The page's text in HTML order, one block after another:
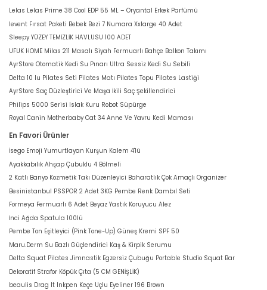
Lelas Lelas Prime 38 Cool EDP 55 ML – Oryantal Erkek Parfümü
levent Fırsat Paketi Bebek Bezi 7 Numara Xxlarge 40 Adet
Sleepy YÜZEY TEMİZLİK HAVLUSU 100 ADET
UFUK HOME Milas 211 Masalı Siyah Fermuarlı Bahçe Balkon Takımı
AyrStore Otomatik Kedi Su Pınarı Ultra Sessiz Kedi Su Sebili
Delta 10 lu Pilates Seti Pilates Matı Pilates Topu Pilates Lastiği
AyrStore Saç Düzleştirici Ve Maşa İkili Saç Şekillendirici
Philips 5000 Serisi Islak Kuru Robot Süpürge
Royal Canin Motherbaby Cat 34 Anne Ve Yavru Kedi Maması
En Favori Ürünler
İsego Emoji Yumurtlayan Kurşun Kalem 4'lü
Ayakkabılık Ahşap Çubuklu 4 Bölmeli
2 Katlı Banyo Kozmetik Takı Düzenleyici Baharatlık Çok Amaçlı Organizer
Besinistanbul PSSPOR 2 Adet 3KG Pembe Renk Dambıl Seti
Formeya Fermuarlı 6 Adet Beyaz Yastık Koruyucu Alez
İnci Ağda Spatula 100lü
Pembe Ton Eşitleyici (Pink Tone-Up) Güneş Kremi SPF 50
Maru.Derm Su Bazlı Güçlendirici Kaş & Kirpik Serumu
Delta Squat Pilates Jimnastik Egzersiz Çubuğu Portable Studio Squat Bar
Dekoratif Strafor Köpük Çıta (5 CM GENİŞLİK)
beaulis Drag It Inkpen Keçe Uçlu Eyeliner 196 Brown